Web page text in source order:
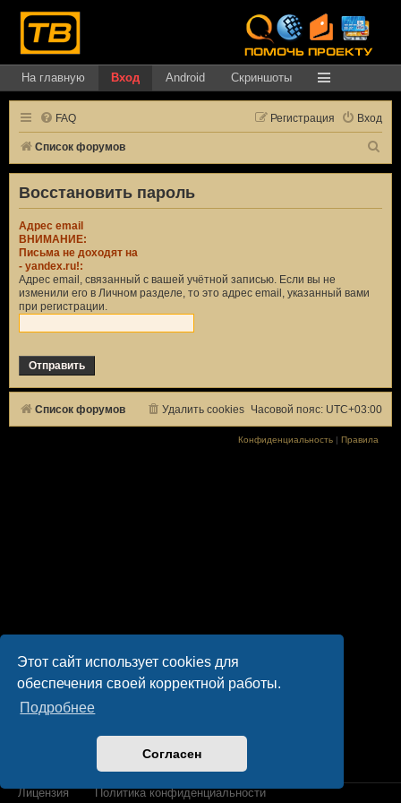
Этот сайт использует cookies для
обеспечения своей корректной работы.
Подробнее
Согласен
На главную Вход Android Скриншоты
FAQ Вход
Регистрация
Список форумов
Восстановить пароль
Адрес email
ВНИМАНИЕ:
Письма не доходят на
- yandex.ru!:
Адрес email, связанный с вашей учётной записью. Если вы не
изменили его в Личном разделе, то это адрес email, указанный вами
при регистрации.
Список форумов Часовой пояс: UTC+03:00
Удалить cookies
Конфиденциальность Правила
Лицензия Политика конфиденциальности